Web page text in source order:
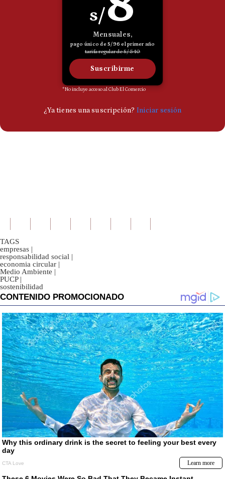
TAGS
empresas |
responsabilidad social |
economia circular |
Medio Ambiente |
PUCP |
sostenibilidad